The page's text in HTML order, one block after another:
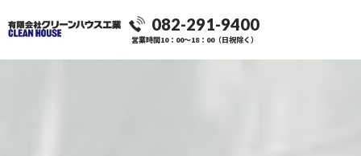
082-291-9400
営業時間10：00～18：00（日祝除く）